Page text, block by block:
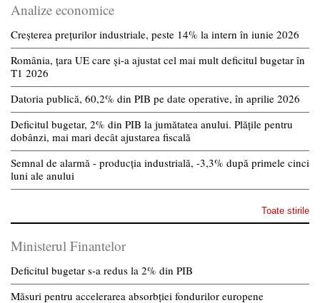
Analize economice
Creșterea prețurilor industriale, peste 14% la intern în iunie 2026
România, țara UE care și-a ajustat cel mai mult deficitul bugetar în
T1 2026
Datoria publică, 60,2% din PIB pe date operative, în aprilie 2026
Deficitul bugetar, 2% din PIB la jumătatea anului. Plățile pentru
dobânzi, mai mari decât ajustarea fiscală
Semnal de alarmă - producția industrială, -3,3% după primele cinci
luni ale anului
Toate stirile
Ministerul Finantelor
Deficitul bugetar s-a redus la 2% din PIB
Măsuri pentru accelerarea absorbției fondurilor europene